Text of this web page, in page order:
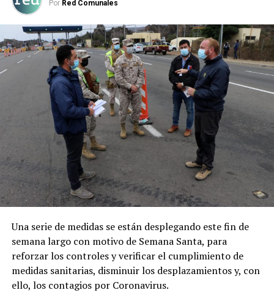
Por Red Comunales
Una serie de medidas se están desplegando este fin de
semana largo con motivo de Semana Santa, para
reforzar los controles y verificar el cumplimiento de
medidas sanitarias, disminuir los desplazamientos y, con
ello, los contagios por Coronavirus.